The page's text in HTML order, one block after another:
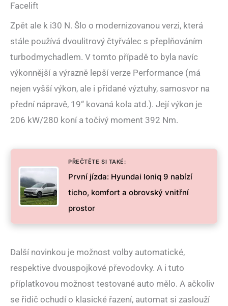
Facelift
Zpět ale k i30 N. Šlo o modernizovanou verzi, která
stále používá dvoulitrový čtyřválec s přeplňováním
turbodmychadlem. V tomto případě to byla navíc
výkonnější a výrazně lepší verze Performance (má
nejen vyšší výkon, ale i přidané výztuhy, samosvor na
přední nápravě, 19“ kovaná kola atd.). Její výkon je
206 kW/280 koní a točivý moment 392 Nm.
PŘEČTĚTE SI TAKÉ:
První jízda: Hyundai Ioniq 9 nabízí
ticho, komfort a obrovský vnitřní
prostor
Další novinkou je možnost volby automatické,
respektive dvouspojkové převodovky. A i tuto
příplatkovou možnost testované auto mělo. A ačkoliv
se řidič ochudí o klasické řazení, automat si zaslouží